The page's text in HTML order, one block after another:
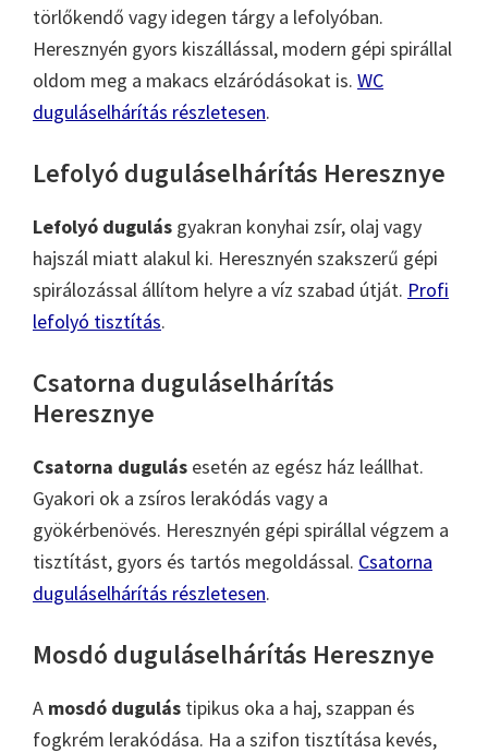
törlőkendő vagy idegen tárgy a lefolyóban.
Heresznyén gyors kiszállással, modern gépi spirállal
oldom meg a makacs elzáródásokat is. WC
duguláselhárítás részletesen.
Lefolyó duguláselhárítás Heresznye
Lefolyó dugulás gyakran konyhai zsír, olaj vagy
hajszál miatt alakul ki. Heresznyén szakszerű gépi
spirálozással állítom helyre a víz szabad útját. Profi
lefolyó tisztítás.
Csatorna duguláselhárítás
Heresznye
Csatorna dugulás esetén az egész ház leállhat.
Gyakori ok a zsíros lerakódás vagy a
gyökérbenövés. Heresznyén gépi spirállal végzem a
tisztítást, gyors és tartós megoldással. Csatorna
duguláselhárítás részletesen.
Mosdó duguláselhárítás Heresznye
A mosdó dugulás tipikus oka a haj, szappan és
fogkrém lerakódása. Ha a szifon tisztítása kevés,